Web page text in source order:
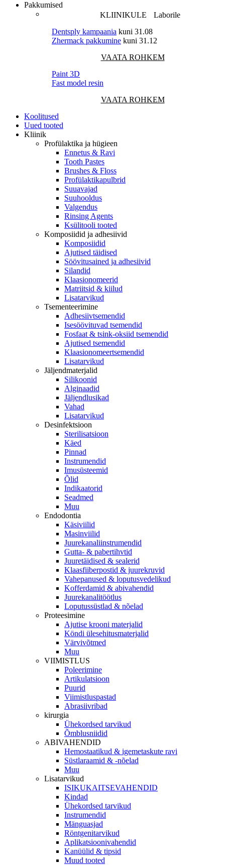
Pakkumised
KLIINIKULE
Laborile
Dentsply kampaania kuni 31.08
Zhermack pakkumine kuni 31.12
VAATA ROHKEM
Paint 3D
Fast model resin
VAATA ROHKEM
Koolitused
Uued tooted
Kliinik
Profülaktika ja hügieen
Ennetus & Ravi
Tooth Pastes
Brushes & Floss
Profülaktikapulbrid
Suuavajad
Suuhooldus
Valgendus
Rinsing Agents
Ksülitooli tooted
Komposiidid ja adhesiivid
Komposiidid
Ajutised täidised
Söövitusained ja adhesiivid
Silandid
Klaasionomeerid
Matriitsid & kiilud
Lisatarvikud
Tsementeerimine
Adhesiivtsemendid
Isesöövituvad tsemendid
Fosfaat & tsink-oksiid tsemendid
Ajutised tsemendid
Klaasionomeertsemendid
Lisatarvikud
Jäljendmaterjalid
Silikoonid
Alginaadid
Jäljendlusikad
Vahad
Lisatarvikud
Desinfektsioon
Sterilisatsioon
Käed
Pinnad
Instrumendid
Imusüsteemid
Õlid
Indikaatorid
Seadmed
Muu
Endodontia
Käsiviilid
Masinviilid
Juurekanaliinstrumendid
Gutta- & pabertihvtid
Juuretäidised & sealerid
Klaasfiiberpostid & juurekruvid
Vahepanused & loputusvedelikud
Kofferdamid & abivahendid
Juurekanalitöötlus
Loputussüstlad & nõelad
Proteesimine
Ajutise krooni materjalid
Köndi ülesehitusmaterjalid
Värvivõtmed
Muu
VIIMISTLUS
Poleerimine
Artikulatsioon
Puurid
Viimistluspastad
Abrasiivribad
kirurgia
Ühekordsed tarvikud
Õmblusniidid
ABIVAHENDID
Hemostaatikud & igemetaskute ravi
Süstlaraamid & -nõelad
Muu
Lisatarvikud
ISIKUKAITSEVAHENDID
Kindad
Ühekordsed tarvikud
Instrumendid
Mänguasjad
Röntgenitarvikud
Aplikatsioonivahendid
Kanüülid & tipsid
Muud tooted